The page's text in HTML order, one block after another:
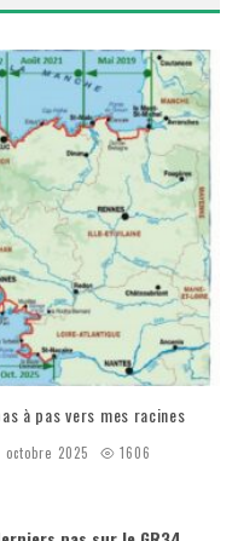
à pas vers mes racines
octobre 2025 1606